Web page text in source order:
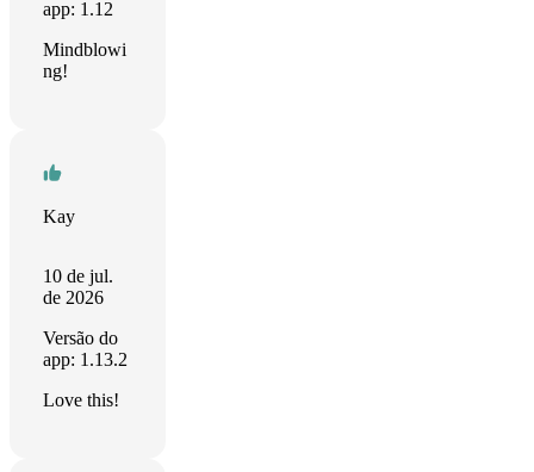
app: 1.12
Mindblowi
ng!
Kay
10 de jul.
de 2026
Versão do
app: 1.13.2
Love this!